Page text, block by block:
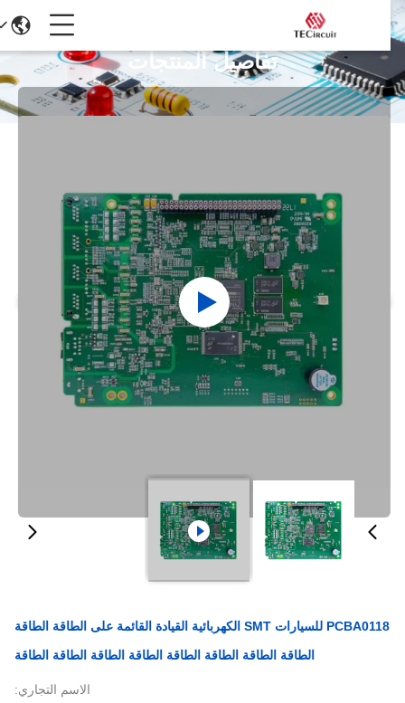
تفاصيل المنتجات
PCBA0118 للسيارات SMT الكهربائية القيادة القائمة على الطاقة الطاقة
الطاقة الطاقة الطاقة الطاقة الطاقة الطاقة الطاقة الطاقة
الاسم التجاري: